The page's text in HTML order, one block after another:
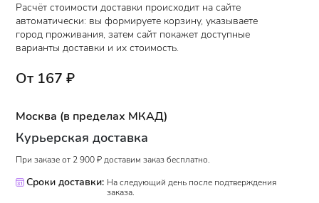
Расчёт стоимости доставки происходит на сайте
автоматически: вы формируете корзину,указываете
город проживания, затем сайт покажет доступные
варианты доставки и их стоимость.
От 167 ₽
Москва (в пределах МКАД)
Курьерская доставка
При заказе от 2 900 ₽ доставим заказ бесплатно.
Сроки доставки: На следующий день после подтверждения
заказа.